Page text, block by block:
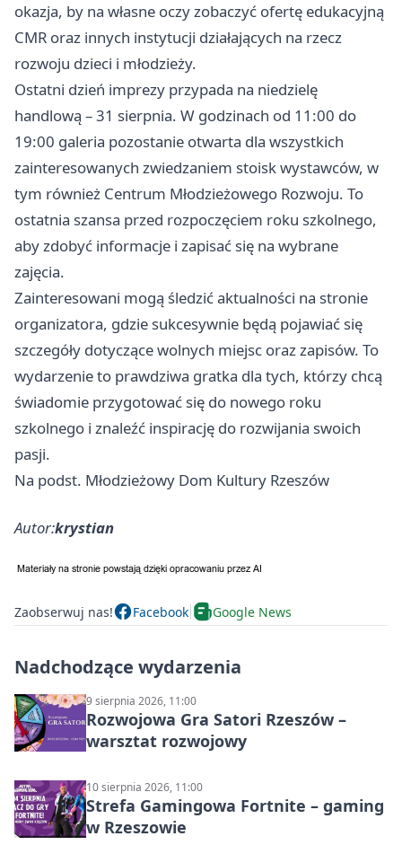
okazja, by na własne oczy zobaczyć ofertę edukacyjną
CMR oraz innych instytucji działających na rzecz
rozwoju dzieci i młodzieży.
Ostatni dzień imprezy przypada na niedzielę
handlową – 31 sierpnia. W godzinach od 11:00 do
19:00 galeria pozostanie otwarta dla wszystkich
zainteresowanych zwiedzaniem stoisk wystawców, w
tym również Centrum Młodzieżowego Rozwoju. To
ostatnia szansa przed rozpoczęciem roku szkolnego,
aby zdobyć informacje i zapisać się na wybrane
zajęcia.
Zainteresowani mogą śledzić aktualności na stronie
organizatora, gdzie sukcesywnie będą pojawiać się
szczegóły dotyczące wolnych miejsc oraz zapisów. To
wydarzenie to prawdziwa gratka dla tych, którzy chcą
świadomie przygotować się do nowego roku
szkolnego i znaleźć inspirację do rozwijania swoich
pasji.
Na podst. Młodzieżowy Dom Kultury Rzeszów
Autor:krystian
Zaobserwuj nas! Facebook Google News
Nadchodzące wydarzenia
9 sierpnia 2026, 11:00
Rozwojowa Gra Satori Rzeszów –
warsztat rozwojowy
10 sierpnia 2026, 11:00
Strefa Gamingowa Fortnite – gaming
w Rzeszowie